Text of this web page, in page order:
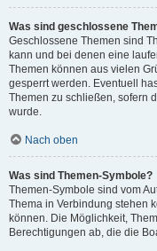
Was sind geschlossene
Geschlossene Themen sind
kann und bei denen eine
Themen können aus vielen
gesperrt werden. Eventuell
Themen zu schließen, sofern
wurde.
Nach oben
Was sind Themen-Symbole?
Themen-Symbole sind vom
Thema in Verbindung stehen
können. Die Möglichkeit,
Berechtigungen ab, die die